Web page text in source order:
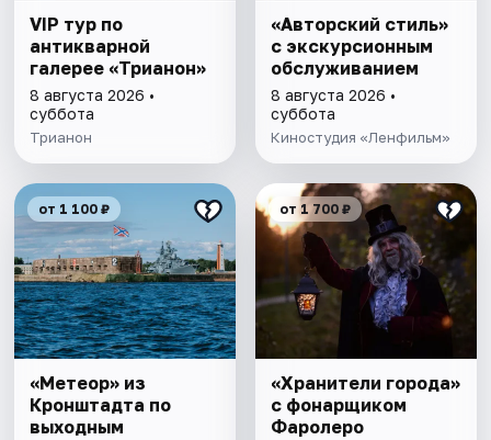
VIP тур по
антикварной
галерее «Трианон»
8 августа 2026 •
суббота
Трианон
«Авторский стиль»
с экскурсионным
обслуживанием
8 августа 2026 •
суббота
Киностудия «Ленфильм»
от 1 100 ₽
«Метеор» из
Кронштадта по
выходным
от 1 700 ₽
«Хранители города»
с фонарщиком
Фаролеро